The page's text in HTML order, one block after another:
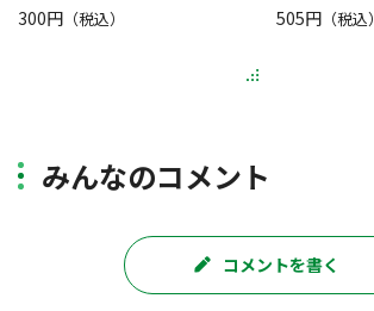
300円 （税込） 505円（税込）
みんなのコメント
コメントを書く